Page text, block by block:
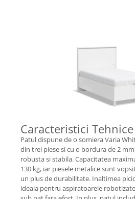
Caracteristici Tehnice
Patul dispune de o somiera Varia
din trei piese si cu o bordura de 2
robusta si stabila. Capacitatea
130 kg, iar piesele metalice sunt
un plus de durabilitate. Inaltimea
ideala pentru aspiratoarele